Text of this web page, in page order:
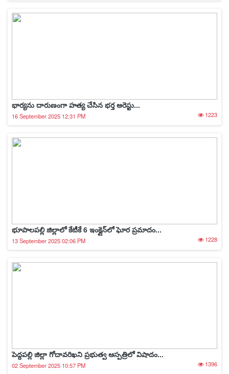
భార్యను దారుణంగా హత్య చేసిన భర్త అరెస్టు...
16 September 2025 12:31 PM 1223
భూపాలపల్లి జిల్లాలో కేటీకే 6 ఇంక్లైన్‌లో ఘోర ప్రమాదం...
13 September 2025 02:06 PM 1228
పెద్దపల్లి జిల్లా గోదావరిఖని ప్రభుత్వ ఆస్పత్రిలో విషాదం...
02 September 2025 10:57 PM 1396